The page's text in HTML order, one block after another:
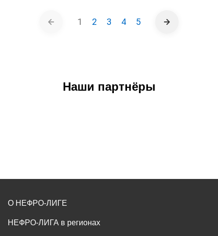
1 2 3 4 5
Наши партнёры
О НЕФРО-ЛИГЕ
НЕФРО-ЛИГА в регионах